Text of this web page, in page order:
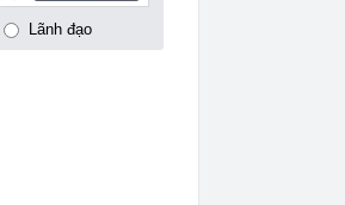
Lãnh đạo